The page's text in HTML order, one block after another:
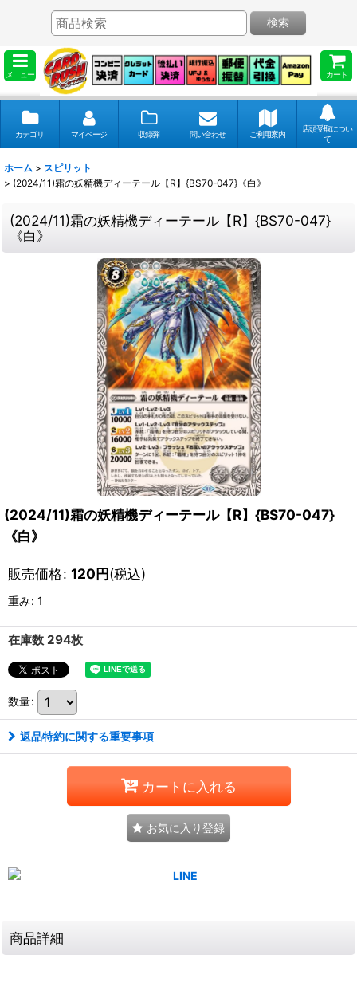
メニュー カート
検索
カテゴリ マイページ 収録弾 問い合わせ ご利用案内
店頭受取につい
て
ホーム > スピリット
> (2024/11)霜の妖精機ディーテール【R】{BS70-047}《白》
(2024/11)霜の妖精機ディーテール【R】{BS70-047}
《白》
(2024/11)霜の妖精機ディーテール【R】{BS70-047}
《白》
販売価格: 120円(税込)
重み: 1
在庫数 294枚
数量:
返品特約に関する重要事項
カートに入れる
お気に入り登録
商品詳細